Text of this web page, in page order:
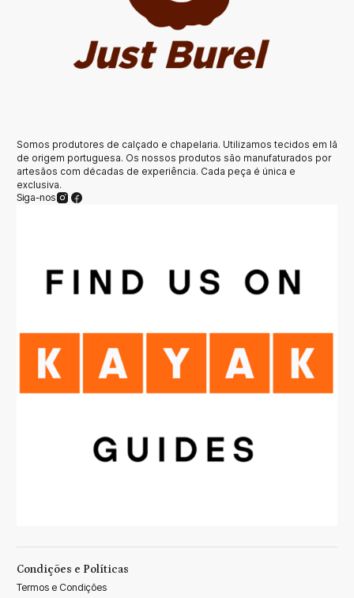
Somos produtores de calçado e chapelaria. Utilizamos tecidos em lã
de origem portuguesa. Os nossos produtos são manufaturados por
artesãos com décadas de experiência. Cada peça é única e
exclusiva.
Siga-nos
Condições e Políticas
Termos e Condições